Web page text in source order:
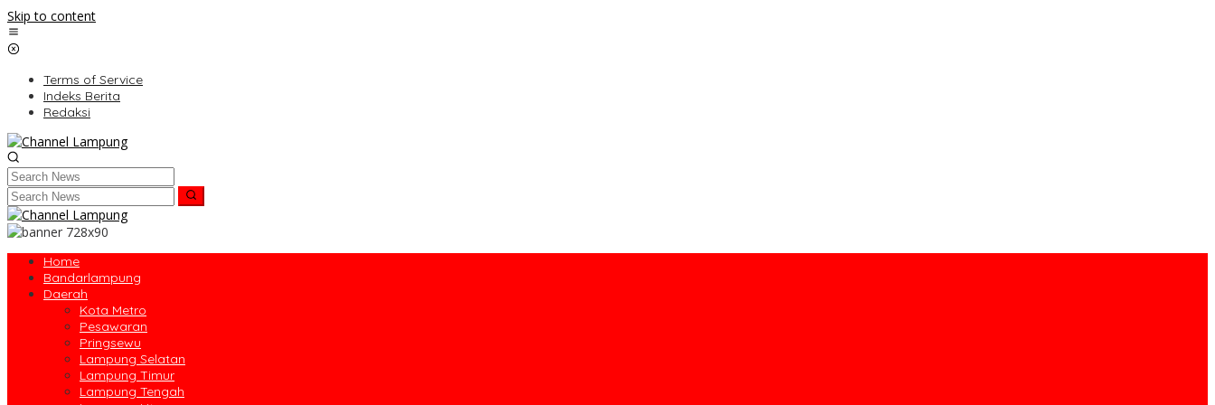
Skip to content
Terms of Service
Indeks Berita
Redaksi
Home
Bandarlampung
Daerah
Kota Metro
Pesawaran
Pringsewu
Lampung Selatan
Lampung Timur
Lampung Tengah